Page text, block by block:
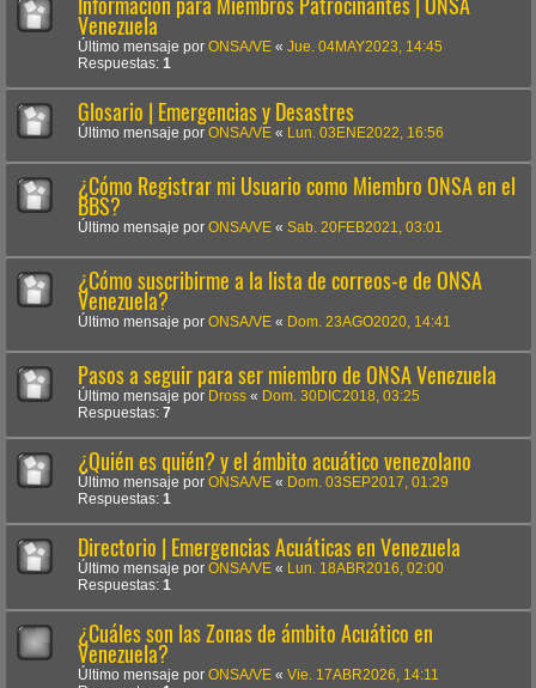
Venezuela
Último mensaje por ONSA/VE « Jue. 04MAY2023, 14:45
Respuestas: 1
Glosario | Emergencias y Desastres
Último mensaje por ONSA/VE « Lun. 03ENE2022, 16:56
¿Cómo Registrar mi Usuario como Miembro ONSA en el
BBS?
Último mensaje por ONSA/VE « Sab. 20FEB2021, 03:01
¿Cómo suscribirme a la lista de correos-e de ONSA
Venezuela?
Último mensaje por ONSA/VE « Dom. 23AGO2020, 14:41
Pasos a seguir para ser miembro de ONSA Venezuela
Último mensaje por Dross « Dom. 30DIC2018, 03:25
Respuestas: 7
¿Quién es quién? y el ámbito acuático venezolano
Último mensaje por ONSA/VE « Dom. 03SEP2017, 01:29
Respuestas: 1
Directorio | Emergencias Acuáticas en Venezuela
Último mensaje por ONSA/VE «
Lun. 18ABR2016, 02:00
Respuestas: 1
¿Cuáles son las Zonas de ámbito Acuático en
Venezuela?
Último mensaje por ONSA/VE « Vie. 17ABR2026, 14:11